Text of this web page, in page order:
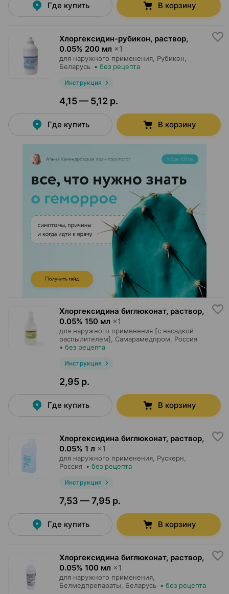
Где купить В корзину
Хлоргексидин-рубикон, раствор,
0.05% 200 мл ×1
для наружного применения, Рубикон
Беларусь • без рецепта
Инструкция
4,15 — 5,12 р.
Где купить В корзину
Хлоргексидина биглюконат, раствор,
0.05% 150 мл ×1
для наружного применения [с насадкой
распылителем],
Самарамедпром , Россия
• без рецепта
Инструкция
2,95 р.
Где купить В корзину
Хлоргексидина биглюконат, раствор,
0.05% 1 л ×1
для наружного применения, Рускерн
Россия • без рецепта
Инструкция
7,53 — 7,95 р.
Где купить В корзину
Хлоргексидина биглюконат, раствор,
0.05% 100 мл ×1
для наружного применения,
Белмедпрепараты , Беларусь • без рецепта